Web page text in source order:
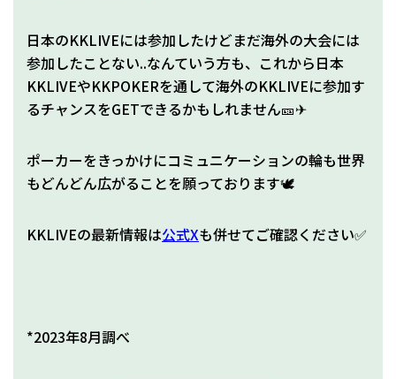
日本のKKLIVEには参加したけどまだ海外の大会には
参加したことない..なんていう方も、これから日本
KKLIVEやKKPOKERを通して海外のKKLIVEに参加す
るチャンスをGETできるかもしれません🎫✈
ポーカーをきっかけにコミュニケーションの輪も世界
もどんどん広がることを願っております🕊
KKLIVEの最新情報は公式Xも併せてご確認ください✅
*2023年8月調べ